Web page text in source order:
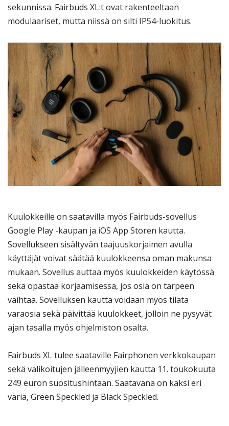
sekunnissa. Fairbuds XL:t ovat rakenteeltaan
modulaariset, mutta niissä on silti IP54-luokitus.
Kuulokkeille on saatavilla myös Fairbuds-sovellus
Google Play -kaupan ja iOS App Storen kautta.
Sovellukseen sisältyvän taajuuskorjaimen avulla
käyttäjät voivat säätää kuulokkeensa oman makunsa
mukaan. Sovellus auttaa myös kuulokkeiden käytössä
sekä opastaa korjaamisessa, jos osia on tarpeen
vaihtaa. Sovelluksen kautta voidaan myös tilata
varaosia sekä päivittää kuulokkeet, jolloin ne pysyvät
ajan tasalla myös ohjelmiston osalta.
Fairbuds XL tulee saataville Fairphonen verkkokaupan
sekä valikoitujen jälleenmyyjien kautta 11. toukokuuta
249 euron suositushintaan. Saatavana on kaksi eri
väriä, Green Speckled ja Black Speckled.